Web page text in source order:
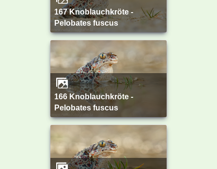
167 Knoblauchkröte -
Pelobates fuscus
166 Knoblauchkröte -
Pelobates fuscus